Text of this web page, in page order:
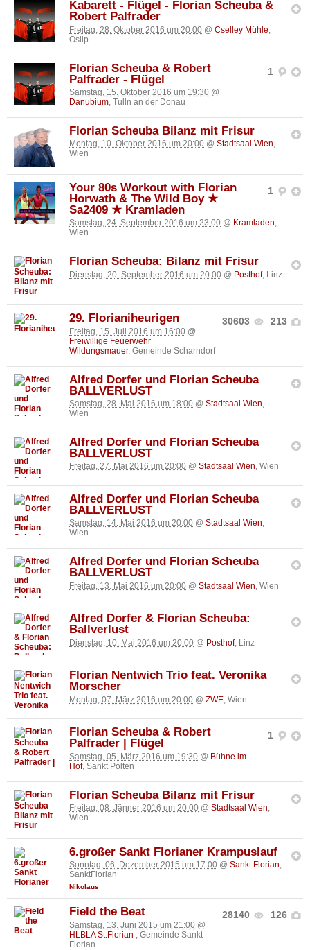
Kabarett - Flügel - Florian Scheuba &
Robert Palfrader
Freitag, 28. Oktober 2016 um 20:00 @ Cselley Mühle
Oslip
1
Florian Scheuba & Robert
Palfrader - Flügel
Samstag, 15. Oktober 2016 um 19:30 @
Danubium, Tulln an der Donau
Florian Scheuba Bilanz mit Frisur
Montag, 10. Oktober 2016 um 20:00 @ Stadtsaal Wien,
Wien
1
Your 80s Workout with Florian
Horwath & The Wild Boy ★
Sa2409 ★ Kramladen
Samstag, 24. September 2016 um 23:00 @ Kramladen,
Wien
Florian Scheuba: Bilanz mit Frisur
Dienstag, 20. September 2016 um 20:00 @ Posthof, Linz
30603 213
29. Florianiheurigen
Freitag, 15. Juli 2016 um 16:00 @
Freiwillige Feuerwehr
Wildungsmauer, Gemeinde Scharndorf
Alfred Dorfer und Florian Scheuba
BALLVERLUST
Samstag, 28. Mai 2016 um 18:00 @ Stadtsaal Wien,
Wien
Alfred Dorfer und Florian Scheuba
BALLVERLUST
Freitag, 27. Mai 2016 um 20:00 @ Stadtsaal Wien, Wien
Alfred Dorfer und Florian Scheuba
BALLVERLUST
Samstag, 14. Mai 2016 um 20:00 @ Stadtsaal Wien,
Wien
Alfred Dorfer und Florian Scheuba
BALLVERLUST
Freitag, 13. Mai 2016 um 20:00 @ Stadtsaal Wien, Wien
Alfred Dorfer & Florian Scheuba:
Ballverlust
Dienstag, 10. Mai 2016 um 20:00 @ Posthof, Linz
Florian Nentwich Trio feat. Veronika
Morscher
Montag, 07. März 2016 um 20:00 @ ZWE, Wien
1
Florian Scheuba & Robert
Palfrader | Flügel
Samstag, 05. März 2016 um 19:30 @ Bühne im
Hof, Sankt Pölten
Florian Scheuba Bilanz mit Frisur
Freitag, 08. Jänner 2016 um 20:00 @ Stadtsaal Wien,
Wien
6.großer Sankt Florianer Krampuslauf
Sonntag, 06. Dezember 2015 um 17:00 @ Sankt Florian,
SanktFlorian
Nikolaus
28140 126
Field the Beat
Samstag, 13. Juni 2015 um 21:00 @
HLBLA St.Florian
, Gemeinde Sankt
Florian